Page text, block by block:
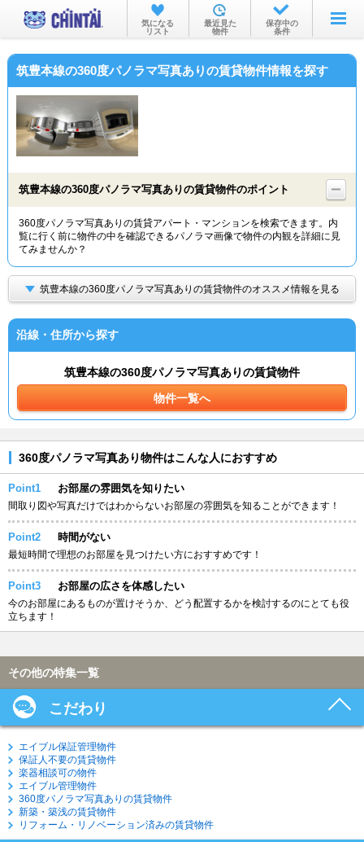
お部屋を探す
沿線・駅から
物件特集から
TOP
気になる
リスト
最近見た
物件
保存中の
条件
筑豊本線の360度パノラマ写真ありの賃貸物件情報を探す
筑豊本線の360度パノラマ写真ありの賃貸物件のポイント
360度パノラマ写真ありの賃貸アパート・マンションを検索できます。内
覧に行く前に物件の中を確認できるパノラマ画像で物件の内観を詳細に見
てみませんか？
筑豊本線の360度パノラマ写真ありの賃貸物件のオススメ情報を見る
沿線・住所から探す
筑豊本線の360度パノラマ写真ありの賃貸物件
物件一覧へ
360度パノラマ写真あり物件はこんな人におすすめ
Point1 お部屋の雰囲気を知りたい
間取り図や写真だけではわからないお部屋の雰囲気を知ることができます！
Point2 時間がない
最短時間で理想のお部屋を見つけたい方におすすめです！
Point3 お部屋の広さを体感したい
今のお部屋にあるものが置けそうか、どう配置するかを検討するのにとても役
立ちます！
その他の特集一覧
こだわり
エイブル保証管理物件
保証人不要の賃貸物件
楽器相談可の物件
エイブル管理物件
360度パノラマ写真ありの賃貸物件
新築・築浅の賃貸物件
リフォーム・リノベーション済みの賃貸物件